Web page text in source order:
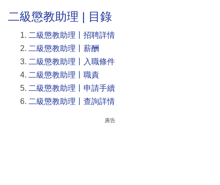
二級懲教助理 | 目錄
二級懲教助理丨招聘詳情
二級懲教助理丨薪酬
二級懲教助理丨入職條件
二級懲教助理丨職責
二級懲教助理丨申請手續
二級懲教助理丨查詢詳情
廣告